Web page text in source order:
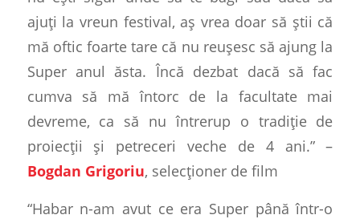
ajuți la vreun festival, aș vrea doar să știi că
mă oftic foarte tare că nu reușesc să ajung la
Super anul ăsta. Încă dezbat dacă să fac
cumva să mă întorc de la facultate mai
devreme, ca să nu întrerup o tradiție de
proiecții și petreceri veche de 4 ani.” –
Bogdan Grigoriu, selecționer de film
“Habar n-am avut ce era Super până într-o